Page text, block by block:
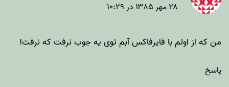
۲۸ مهر ۱۳۸۵ در ۱۰:۲۹
من که از اولم با فایرفاکس آبم توی یه جوب نرفت که نرفت!
پاسخ